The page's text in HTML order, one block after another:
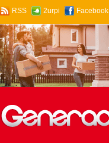
RSS 2urpi Facebook